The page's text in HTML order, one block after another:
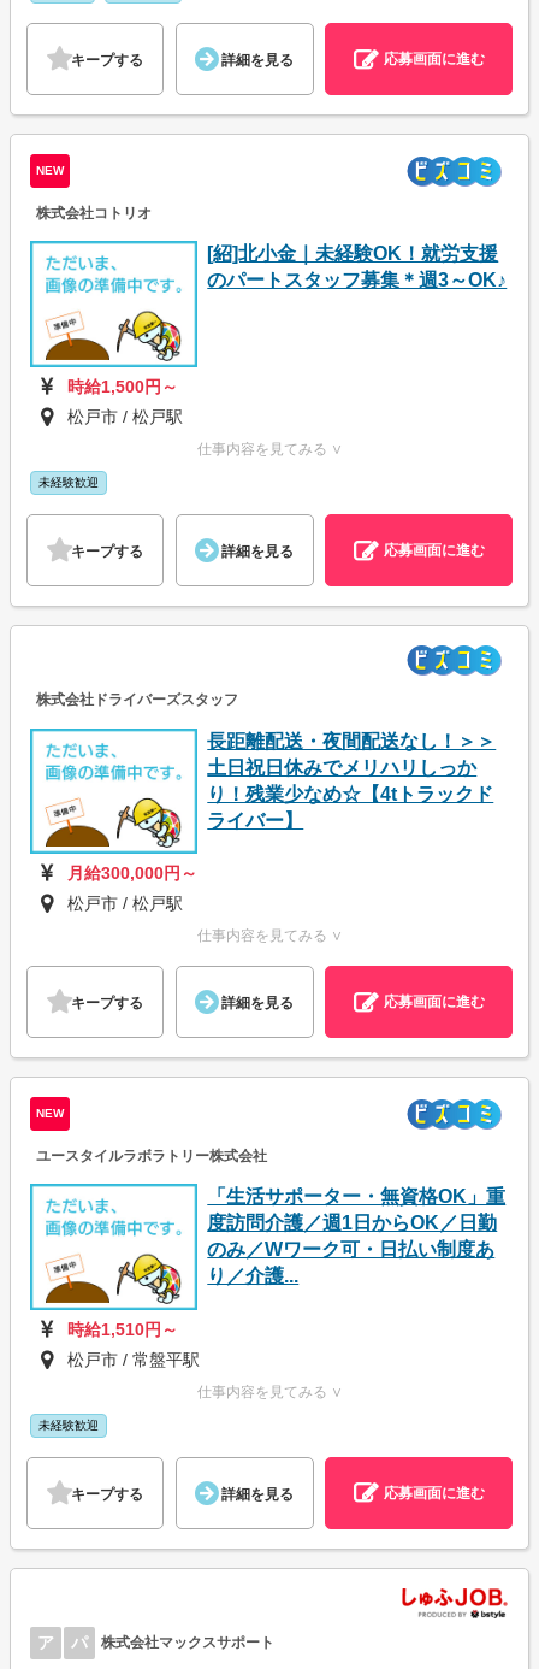
キープする 詳細を見る 応募画面に進む
NEW
株式会社コトリオ
[紹]北小金｜未経験OK！就労支援
のパートスタッフ募集＊週3～OK♪
時給1,500円～
松戸市 / 松戸駅
仕事内容を見てみる ∨
未経験歓迎
キープする 詳細を見る 応募画面に進む
株式会社ドライバーズスタッフ
長距離配送・夜間配送なし！＞＞
土日祝日休みでメリハリしっか
り！残業少なめ☆【4tトラックド
ライバー】
月給300,000円～
松戸市 / 松戸駅
仕事内容を見てみる ∨
キープする 詳細を見る 応募画面に進む
NEW
ユースタイルラボラトリー株式会社
「生活サポーター・無資格OK」重
度訪問介護／週1日からOK／日勤
のみ／Wワーク可・日払い制度あ
り／介護...
時給1,510円～
松戸市 / 常盤平駅
仕事内容を見てみる ∨
未経験歓迎
キープする 詳細を見る 応募画面に進む
ア パ 株式会社マックスサポート